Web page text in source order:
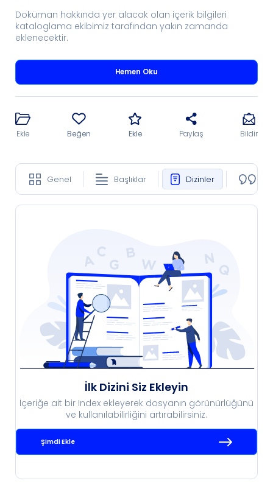
Doküman hakkında yer alacak olan içerik bilgileri
kataloglama ekibimiz tarafından yakın zamanda
eklenecektir.
Hemen Oku
Ekle Beğen Ekle Paylaş Bildir
Genel Başlıklar Dizinler
İlk Dizini Siz Ekleyin
İçeriğe ait bir Index ekleyerek dosyanın görünürlüğünü
ve kullanılabilirliğini artırabilirsiniz.
Şimdi Ekle